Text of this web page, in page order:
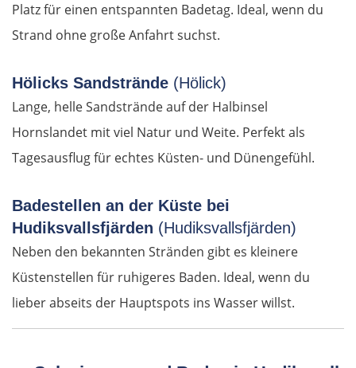
Platz für einen entspannten Badetag. Ideal, wenn du
Strand ohne große Anfahrt suchst.
Hölicks Sandstrände (Hölick)
Lange, helle Sandstrände auf der Halbinsel
Hornslandet mit viel Natur und Weite. Perfekt als
Tagesausflug für echtes Küsten- und Dünengefühl.
Badestellen an der Küste bei
Hudiksvallsfjärden (Hudiksvallsfjärden)
Neben den bekannten Stränden gibt es kleinere
Küstenstellen für ruhigeres Baden. Ideal, wenn du
lieber abseits der Hauptspots ins Wasser willst.
Castelló de la Plana
Dénia
Águilas
Almería